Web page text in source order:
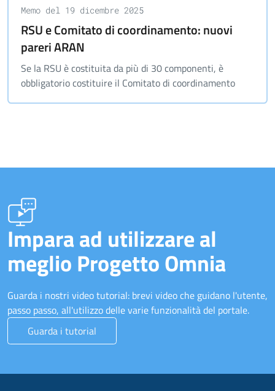
Memo del 19 dicembre 2025
RSU e Comitato di coordinamento: nuovi
pareri ARAN
Se la RSU è costituita da più di 30 componenti, è
obbligatorio costituire il Comitato di coordinamento
Impara ad utilizzare al
meglio Progetto Omnia
Guarda i nostri video tutorial: brevi video che guidano l'utente,
passo passo, all'utilizzo delle varie funzionalità del portale.
Guarda i tutorial